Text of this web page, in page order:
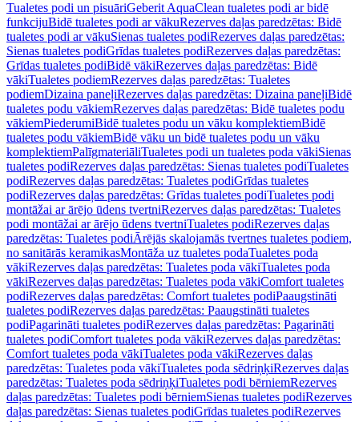
Tualetes podi un pisuāriGeberit AquaClean tualetes podi ar bidē
funkcijuBidē tualetes podi ar vākuRezerves daļas paredzētas: Bidē
tualetes podi ar vākuSienas tualetes podiRezerves daļas paredzētas:
Sienas tualetes podiGrīdas tualetes podiRezerves daļas paredzētas:
Grīdas tualetes podiBidē vākiRezerves daļas paredzētas: Bidē
vākiTualetes podiemRezerves daļas paredzētas: Tualetes
podiemDizaina paneļiRezerves daļas paredzētas: Dizaina paneļiBidē
tualetes podu vākiemRezerves daļas paredzētas: Bidē tualetes podu
vākiemPiederumiBidē tualetes podu un vāku komplektiemBidē
tualetes podu vākiemBidē vāku un bidē tualetes podu un vāku
komplektiemPalīgmateriāliTualetes podi un tualetes poda vākiSienas
tualetes podiRezerves daļas paredzētas: Sienas tualetes podiTualetes
podiRezerves daļas paredzētas: Tualetes podiGrīdas tualetes
podiRezerves daļas paredzētas: Grīdas tualetes podiTualetes podi
montāžai ar ārējo ūdens tvertniRezerves daļas paredzētas: Tualetes
podi montāžai ar ārējo ūdens tvertniTualetes podiRezerves daļas
paredzētas: Tualetes podiĀrējās skalojamās tvertnes tualetes podiem,
no sanitārās keramikasMontāža uz tualetes podaTualetes poda
vākiRezerves daļas paredzētas: Tualetes poda vākiTualetes poda
vākiRezerves daļas paredzētas: Tualetes poda vākiComfort tualetes
podiRezerves daļas paredzētas: Comfort tualetes podiPaaugstināti
tualetes podiRezerves daļas paredzētas: Paaugstināti tualetes
podiPagarināti tualetes podiRezerves daļas paredzētas: Pagarināti
tualetes podiComfort tualetes poda vākiRezerves daļas paredzētas:
Comfort tualetes poda vākiTualetes poda vākiRezerves daļas
paredzētas: Tualetes poda vākiTualetes poda sēdriņķiRezerves daļas
paredzētas: Tualetes poda sēdriņķiTualetes podi bērniemRezerves
daļas paredzētas: Tualetes podi bērniemSienas tualetes podiRezerves
daļas paredzētas: Sienas tualetes podiGrīdas tualetes podiRezerves